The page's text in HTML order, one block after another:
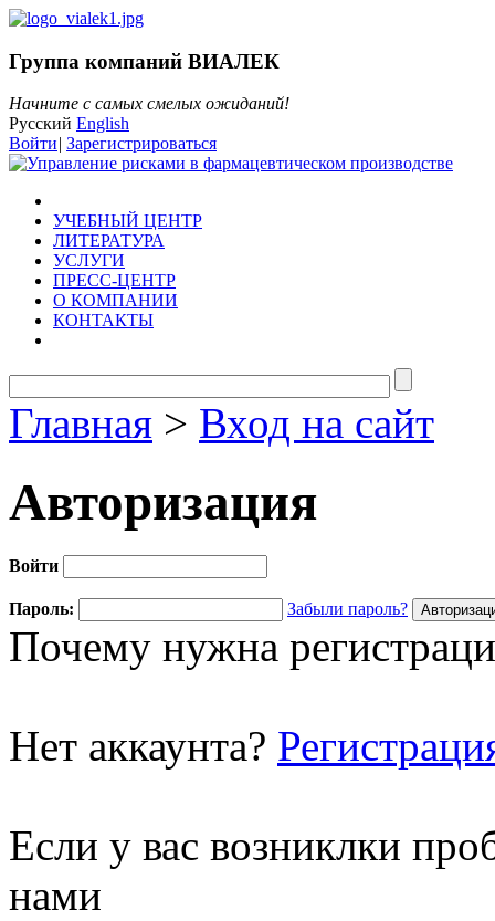
Группа компаний ВИАЛЕК
Начните с самых смелых ожиданий!
Русский English
Войти| Зарегистрироваться
УЧЕБНЫЙ ЦЕНТР
ЛИТЕРАТУРА
УСЛУГИ
ПРЕСС-ЦЕНТР
О КОМПАНИИ
КОНТАКТЫ
Главная > Вход на сайт
Авторизация
Войти
Пароль: Забыли пароль?
Почему нужна
Нет аккаунта?
Если у вас возниклки
нами